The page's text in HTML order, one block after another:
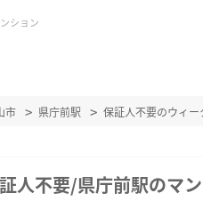
ション
市 県庁前駅 保証人不要のウィ
人不要/県庁前駅のマ